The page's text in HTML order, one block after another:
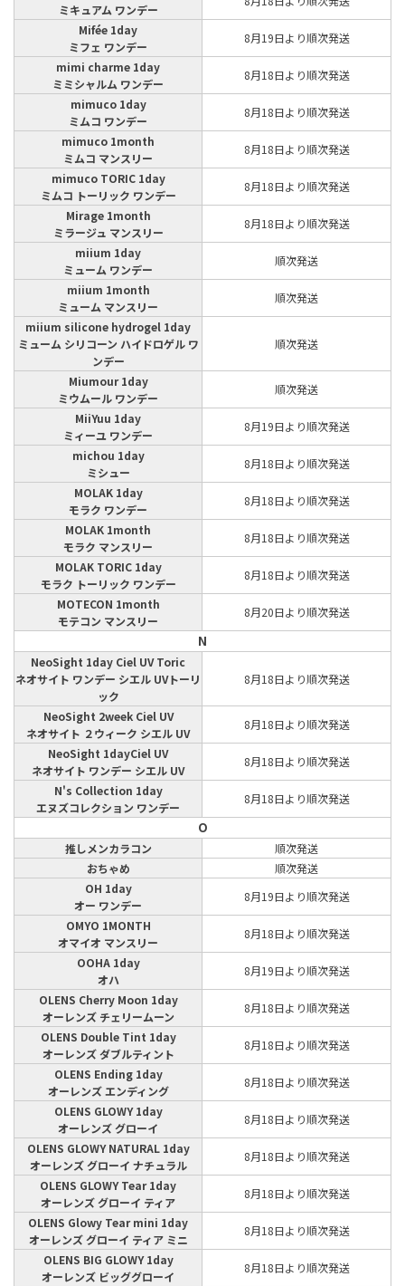
ミキュアム ワンデー
Mifée 1day
ミフェ ワンデー
8月19日より順次発送
mimi charme 1day
ミミシャルム ワンデー
8月18日より順次発送
mimuco 1day
ミムコ ワンデー
8月18日より順次発送
mimuco 1month
ミムコ マンスリー
8月18日より順次発送
mimuco TORIC 1day
ミムコ トーリック ワンデー
8月18日より順次発送
Mirage 1month
ミラージュ マンスリー
8月18日より順次発送
miium 1day
ミューム ワンデー
順次発送
miium 1month
ミューム マンスリー
順次発送
miium silicone hydrogel 1day
ミューム シリコーン ハイドロゲル ワ
ンデー
順次発送
Miumour 1day
ミウムール ワンデー
順次発送
MiiYuu 1day
ミィーユ ワンデー
8月19日より順次発送
michou 1day
ミシュー
8月18日より順次発送
MOLAK 1day
モラク ワンデー
8月18日より順次発送
MOLAK 1month
モラク マンスリー
8月18日より順次発送
MOLAK TORIC 1day
モラク トーリック ワンデー
8月18日より順次発送
MOTECON 1month
モテコン マンスリー
8月20日より順次発送
N
NeoSight 1day Ciel UV Toric
ネオサイト ワンデー シエル UVトーリ
ック
8月18日より順次発送
NeoSight 2week Ciel UV
ネオサイト ２ウィーク シエル UV
8月18日より順次発送
NeoSight 1dayCiel UV
ネオサイト ワンデー シエル UV
8月18日より順次発送
N's Collection 1day
エヌズコレクション ワンデー
8月18日より順次発送
O
推しメンカラコン
順次発送
おちゃめ
順次発送
OH 1day
オー ワンデー
8月19日より順次発送
OMYO 1MONTH
オマイオ マンスリー
8月18日より順次発送
OOHA 1day
オハ
8月19日より順次発送
OLENS Cherry Moon 1day
オーレンズ チェリームーン
8月18日より順次発送
OLENS Double Tint 1day
オーレンズ ダブルティント
8月18日より順次発送
OLENS Ending 1day
オーレンズ エンディング
8月18日より順次発送
OLENS GLOWY 1day
オーレンズ グローイ
8月18日より順次発送
OLENS GLOWY NATURAL 1day
オーレンズ グローイ ナチュラル
8月18日より順次発送
OLENS GLOWY Tear 1day
オーレンズ グローイ ティア
8月18日より順次発送
OLENS Glowy Tear mini 1day
オーレンズ グローイ ティア ミニ
8月18日より順次発送
OLENS BIG GLOWY 1day
オーレンズ ビッググローイ
8月18日より順次発送